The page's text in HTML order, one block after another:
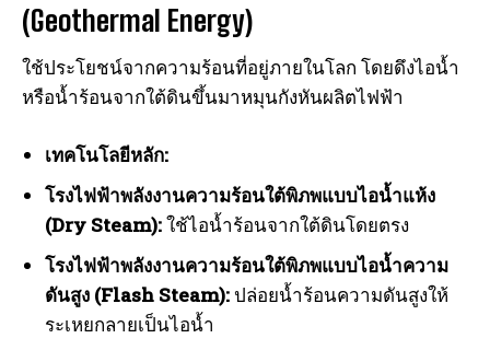
I WANT IN
Privacy Policy
(Geothermal Energy)
ใช้ประโยชน์จากความร้อนที่อยู่ภายในโลก โดยดึงไอน้ำ
หรือน้ำร้อนจากใต้ดินขึ้นมาหมุนกังหันผลิตไฟฟ้า
เทคโนโลยีหลัก:
โรงไฟฟ้าพลังงานความร้อนใต้พิภพแบบไอน้ำแห้ง
(Dry Steam):ใช้ไอน้ำร้อนจากใต้ดินโดยตรง
โรงไฟฟ้าพลังงานความร้อนใต้พิภพแบบไอน้ำความ
ดันสูง (Flash Steam):ปล่อยน้ำร้อนความดันสูงให้
ระเหยกลายเป็นไอน้ำ